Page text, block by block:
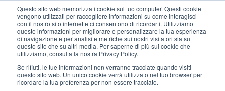
Questo sito web memorizza i cookie sul tuo computer. Questi cookie
vengono utilizzati per raccogliere informazioni su come interagisci
con il nostro sito internet e ci consentono di ricordarti. Utilizziamo
queste informazioni per migliorare e personalizzare la tua esperienza
di navigazione e per analisi e metriche sui nostri visitatori sia su
questo sito che su altri media. Per saperne di più sui cookie che
utilizziamo, consulta la nostra Privacy Policy.
Se rifiuti, le tue informazioni non verranno tracciate quando visiti
questo sito web. Un unico cookie verrà utilizzato nel tuo browser per
ricordare la tua preferenza per non essere tracciato.
contenuto
principale
User
account
User
Header
Seleziona Prodotti Contatto Vendite
Come i codici a barre alimentano